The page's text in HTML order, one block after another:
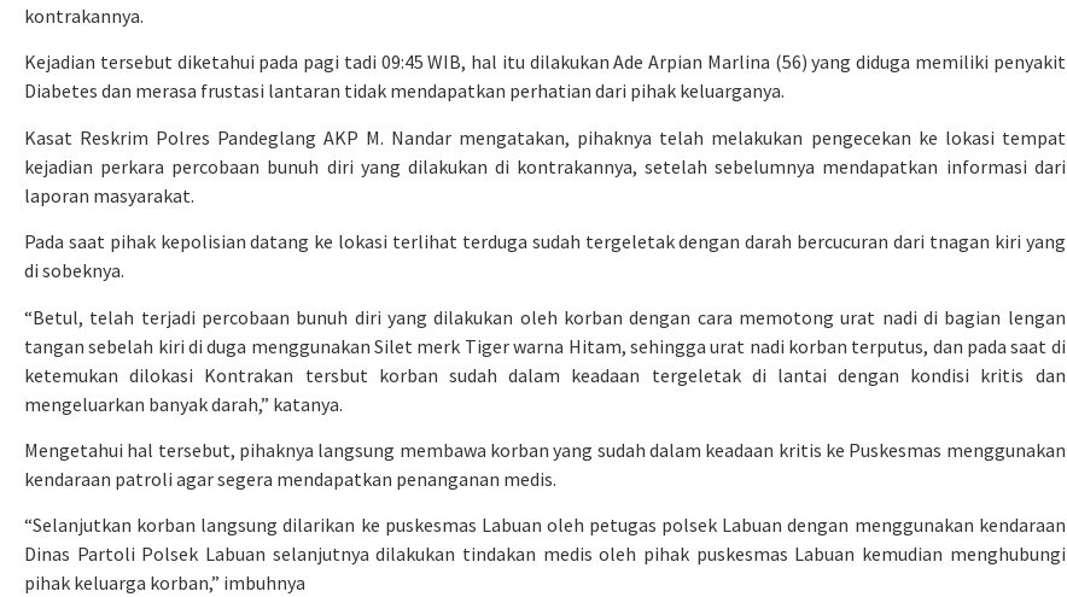
kontrakannya.
Kejadian tersebut diketahui pada pagi tadi 09:45 WIB, hal itu dilakukan Ade Arpian Marlina (56) yang diduga memiliki penyakit
Diabetes dan merasa frustasi lantaran tidak mendapatkan perhatian dari pihak keluarganya.
Kasat Reskrim Polres Pandeglang AKP M. Nandar mengatakan, pihaknya telah melakukan pengecekan ke lokasi tempat
kejadian perkara percobaan bunuh diri yang dilakukan di kontrakannya, setelah sebelumnya mendapatkan informasi dari
laporan masyarakat.
Pada saat pihak kepolisian datang ke lokasi terlihat terduga sudah tergeletak dengan darah bercucuran dari tnagan kiri yang
di sobeknya.
“Betul, telah terjadi percobaan bunuh diri yang dilakukan oleh korban dengan cara memotong urat nadi di bagian lengan
tangan sebelah kiri di duga menggunakan Silet merk Tiger warna Hitam, sehingga urat nadi korban terputus, dan pada saat di
ketemukan dilokasi Kontrakan tersbut korban sudah dalam keadaan tergeletak di lantai dengan kondisi kritis dan
mengeluarkan banyak darah,” katanya.
Mengetahui hal tersebut, pihaknya langsung membawa korban yang sudah dalam keadaan kritis ke Puskesmas menggunakan
kendaraan patroli agar segera mendapatkan penanganan medis.
“Selanjutkan korban langsung dilarikan ke puskesmas Labuan oleh petugas polsek Labuan dengan menggunakan kendaraan
Dinas Partoli Polsek Labuan selanjutnya dilakukan tindakan medis oleh pihak puskesmas Labuan kemudian menghubungi
pihak keluarga korban,” imbuhnya